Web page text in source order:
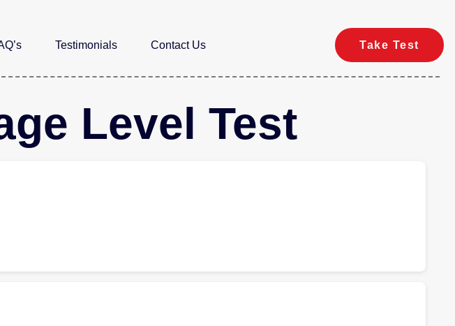
Testimonials Contact Us Take Test
Level Test